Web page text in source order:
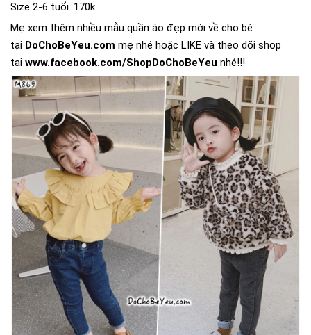
Size 2-6 tuổi. 170k .
Mẹ xem thêm nhiều mẫu quần áo đẹp mới về cho bé
tại DoChoBeYeu.com mẹ nhé hoặc LIKE và theo dõi shop
tại www.facebook.com/ShopDoChoBeYeu nhé!!!